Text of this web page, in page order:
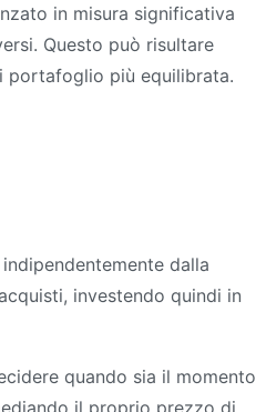
in misura significativa
Questo può risultare
portafoglio più equilibrata.
dalla
investendo quindi in
quando sia il momento